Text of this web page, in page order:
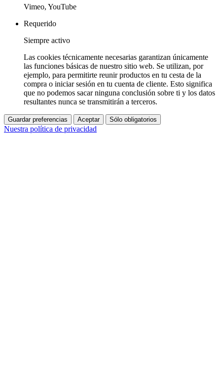
Vimeo, YouTube
Requerido
Siempre activo
Las cookies técnicamente necesarias garantizan únicamente
las funciones básicas de nuestro sitio web. Se utilizan, por
ejemplo, para permitirte reunir productos en tu cesta de la
compra o iniciar sesión en tu cuenta de cliente. Esto significa
que no podemos sacar ninguna conclusión sobre ti y los datos
resultantes nunca se transmitirán a terceros.
Guardar preferencias Aceptar Sólo obligatorios
Nuestra política de privacidad